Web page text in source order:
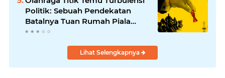
Politik: Sebuah Pendekatan
Batalnya Tuan Rumah Piala
Dunia U-20
Lihat Selengkapnya